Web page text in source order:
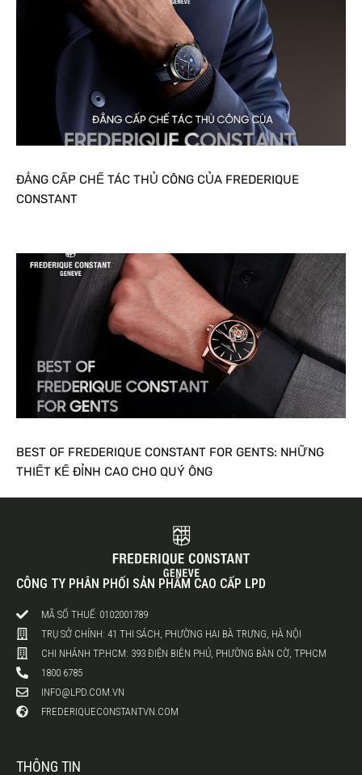
ĐẲNG CẤP CHẾ TÁC THỦ CÔNG CỦA FREDERIQUE
CONSTANT
BEST OF FREDERIQUE CONSTANT FOR GENTS: NHỮNG
THIẾT KẾ ĐỈNH CAO CHO QUÝ ÔNG
CÔNG TY PHÂN PHỐI SẢN PHẨM CAO CẤP LPD
MÃ SỐ THUẾ: 0102001789
TRỤ SỞ CHÍNH: 41 THI SÁCH, PHƯỜNG HAI BÀ TRƯNG, HÀ NỘI
CHI NHÁNH TP.HCM: 393 ĐIỆN BIÊN PHỦ, PHƯỜNG BÀN CỜ, TPHCM
1800 6785
INFO@LPD.COM.VN
FREDERIQUECONSTANTVN.COM
THÔNG TIN